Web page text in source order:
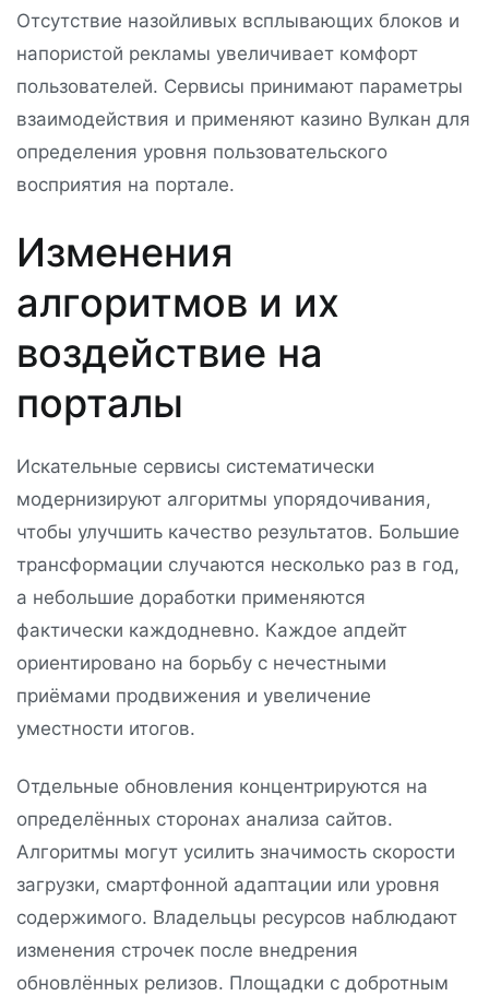
Отсутствие назойливых всплывающих блоков и
напористой рекламы увеличивает комфорт
пользователей. Сервисы принимают параметры
взаимодействия и применяют казино Вулкан для
определения уровня пользовательского
восприятия на портале.
Изменения
алгоритмов и их
воздействие на
порталы
Искательные сервисы систематически
модернизируют алгоритмы упорядочивания,
чтобы улучшить качество результатов. Большие
трансформации случаются несколько раз в год,
а небольшие доработки применяются
фактически каждодневно. Каждое апдейт
ориентировано на борьбу с нечестными
приёмами продвижения и увеличение
уместности итогов.
Отдельные обновления концентрируются на
определённых сторонах анализа сайтов.
Алгоритмы могут усилить значимость скорости
загрузки, смартфонной адаптации или уровня
содержимого. Владельцы ресурсов наблюдают
изменения строчек после внедрения
обновлённых релизов. Площадки с добротным